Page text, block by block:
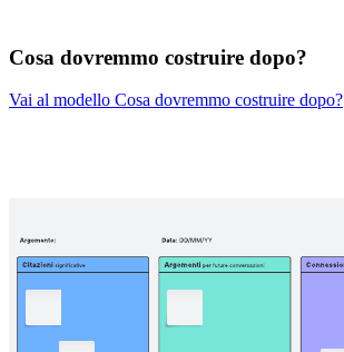
Cosa dovremmo costruire dopo?
Vai al modello Cosa dovremmo costruire dopo?